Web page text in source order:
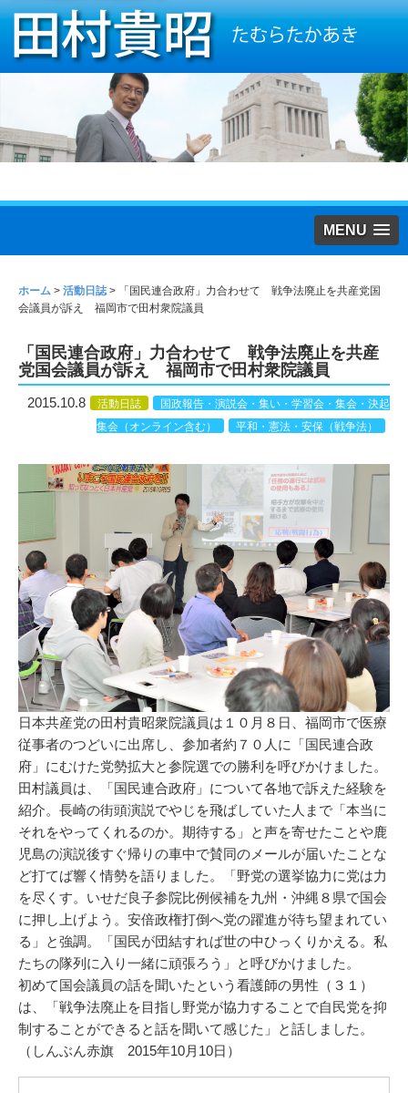
MENU
ホーム > 活動日誌>
「国民連合政府」力合わせて 戦争法廃止を共産党国
会議員が訴え 福岡市で田村衆院議員
「国民連合政府」力合わせて 戦争法廃止を共産
党国会議員が訴え 福岡市で田村衆院議員
2015.10.8 活動日誌
国政報告・演説会・集い・学習会・集会・決起
集会（オンライン含む）
平和・憲法・安保（戦争法）
日本共産党の田村貴昭衆院議員は１０月８日、福岡市で医療
従事者のつどいに出席し、参加者約７０人に「国民連合政
府」にむけた党勢拡大と参院選での勝利を呼びかけました。
田村議員は、「国民連合政府」について各地で訴えた経験を
紹介。長崎の街頭演説でやじを飛ばしていた人まで「本当に
それをやってくれるのか。期待する」と声を寄せたことや鹿
児島の演説後すぐ帰りの車中で賛同のメールが届いたことな
ど打てば響く情勢を語りました。「野党の選挙協力に党は力
を尽くす。いせだ良子参院比例候補を九州・沖縄８県で国会
に押し上げよう。安倍政権打倒へ党の躍進が待ち望まれてい
る」と強調。「国民が団結すれば世の中ひっくりかえる。私
たちの隊列に入り一緒に頑張ろう」と呼びかけました。
初めて国会議員の話を聞いたという看護師の男性（３１）
は、「戦争法廃止を目指し野党が協力することで自民党を抑
制することができると話を聞いて感じた」と話しました。
（しんぶん赤旗 2015年10月10日）